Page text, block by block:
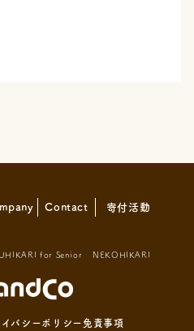
Contact 寄付活動
for Senior NEKOHIKARI
イバシーポリシー 免責事項